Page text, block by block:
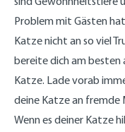
Problem mit Gästen
Katze nicht an so viel
bereite dich am besten
Katze. Lade vorab
deine Katze an fremde
Wenn es deiner Katze